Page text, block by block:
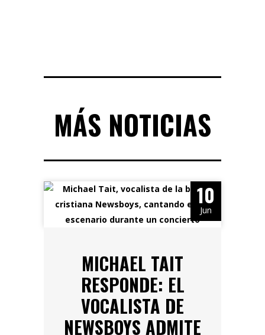
MÁS NOTICIAS
10
Jun
MICHAEL TAIT
RESPONDE: EL
VOCALISTA DE
NEWSBOYS ADMITE